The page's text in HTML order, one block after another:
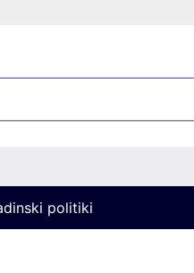
politiki